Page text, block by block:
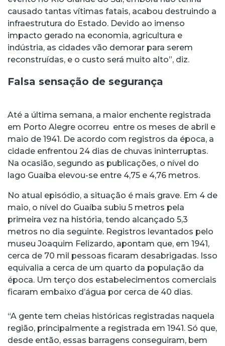
causado tantas vítimas fatais, acabou destruindo a
infraestrutura do Estado. Devido ao imenso
impacto gerado na economia, agricultura e
indústria, as cidades vão demorar para serem
reconstruídas, e o custo será muito alto”, diz.
Falsa sensação de segurança
Até a última semana, a maior enchente registrada
em Porto Alegre ocorreu entre os meses de abril e
maio de 1941. De acordo com registros da época, a
cidade enfrentou 24 dias de chuvas ininterruptas.
Na ocasião, segundo as publicações, o nível do
lago Guaíba elevou-se entre 4,75 e 4,76 metros.
No atual episódio, a situação é mais grave. Em 4 de
maio, o nível do Guaíba subiu 5 metros pela
primeira vez na história, tendo alcançado 5,3
metros no dia seguinte. Registros levantados pelo
museu Joaquim Felizardo, apontam que, em 1941,
cerca de 70 mil pessoas ficaram desabrigadas. Isso
equivalia a cerca de um quarto da população da
época. Um terço dos estabelecimentos comerciais
ficaram embaixo d’água por cerca de 40 dias.
“A gente tem cheias históricas registradas naquela
região, principalmente a registrada em 1941. Só que,
desde então, essas barragens conseguiram, bem